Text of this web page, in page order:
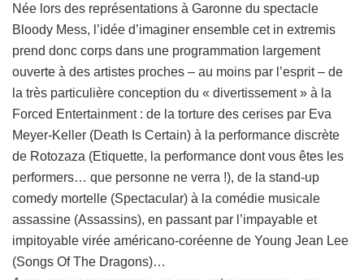
Née lors des représentations à Garonne du spectacle
Bloody Mess, l’idée d’imaginer ensemble cet in extremis
prend donc corps dans une programmation largement
ouverte à des artistes proches – au moins par l’esprit – de
la très particulière conception du « divertissement » à la
Forced Entertainment : de la torture des cerises par Eva
Meyer-Keller (Death Is Certain) à la performance discrète
de Rotozaza (Etiquette, la performance dont vous êtes les
performers… que personne ne verra !), de la stand-up
comedy mortelle (Spectacular) à la comédie musicale
assassine (Assassins), en passant par l’impayable et
impitoyable virée américano-coréenne de Young Jean Lee
(Songs Of The Dragons)…